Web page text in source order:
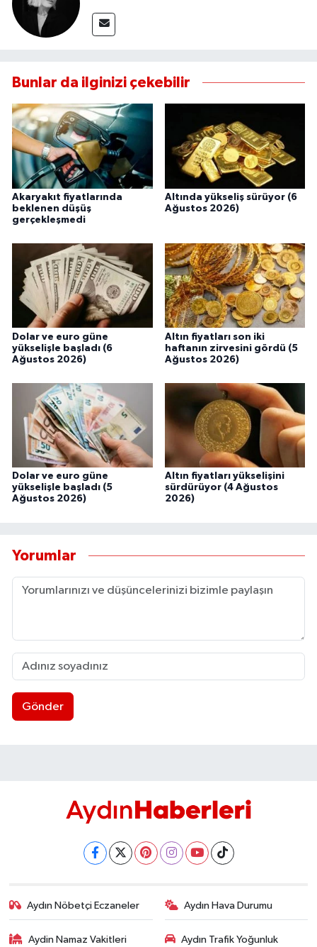
Bunlar da ilginizi çekebilir
Akaryakıt fiyatlarında
beklenen düşüş
gerçekleşmedi
Altında yükseliş sürüyor (6
Ağustos 2026)
Dolar ve euro güne
yükselişle başladı (6
Ağustos 2026)
Altın fiyatları son iki
haftanın zirvesini gördü (5
Ağustos 2026)
Dolar ve euro güne
yükselişle başladı (5
Ağustos 2026)
Altın fiyatları yükselişini
sürdürüyor (4 Ağustos
2026)
Yorumlar
Gönder
Aydın Nöbetçi Eczaneler Aydın Hava Durumu
Aydin Namaz Vakitleri Aydın Trafik Yoğunluk